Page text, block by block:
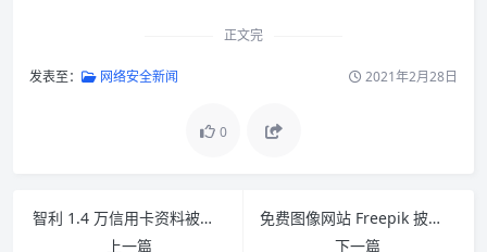
正文完
发表至： 网络安全新闻 2021年2月28日
0
智利 1.4 万信用卡资料被黑客组织盗取
上一篇
免费图像网站 Freepik 披露数据泄露事件 影响 830 万用户
下一篇